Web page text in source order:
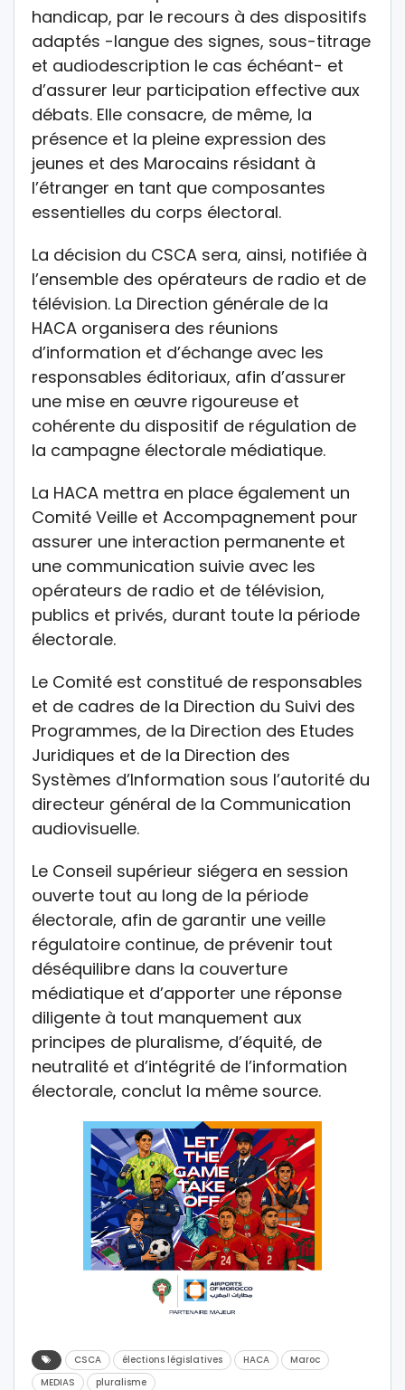
handicap, par le recours à des dispositifs
adaptés -langue des signes, sous-titrage
et audiodescription le cas échéant- et
d’assurer leur participation effective aux
débats. Elle consacre, de même, la
présence et la pleine expression des
jeunes et des Marocains résidant à
l’étranger en tant que composantes
essentielles du corps électoral.
La décision du CSCA sera, ainsi, notifiée à
l’ensemble des opérateurs de radio et de
télévision. La Direction générale de la
HACA organisera des réunions
d’information et d’échange avec les
responsables éditoriaux, afin d’assurer
une mise en œuvre rigoureuse et
cohérente du dispositif de régulation de
la campagne électorale médiatique.
La HACA mettra en place également un
Comité Veille et Accompagnement pour
assurer une interaction permanente et
une communication suivie avec les
opérateurs de radio et de télévision,
publics et privés, durant toute la période
électorale.
Le Comité est constitué de responsables
et de cadres de la Direction du Suivi des
Programmes, de la Direction des Etudes
Juridiques et de la Direction des
Systèmes d’Information sous l’autorité du
directeur général de la Communication
audiovisuelle.
Le Conseil supérieur siégera en session
ouverte tout au long de la période
électorale, afin de garantir une veille
régulatoire continue, de prévenir tout
déséquilibre dans la couverture
médiatique et d’apporter une réponse
diligente à tout manquement aux
principes de pluralisme, d’équité, de
neutralité et d’intégrité de l’information
électorale, conclut la même source.
CSCA élections législatives HACA
Maroc
MEDIAS
pluralisme